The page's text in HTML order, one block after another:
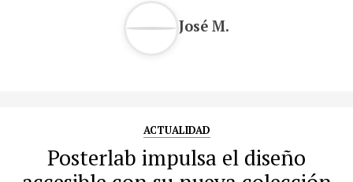
José M.
ACTUALIDAD
Posterlab impulsa el diseño